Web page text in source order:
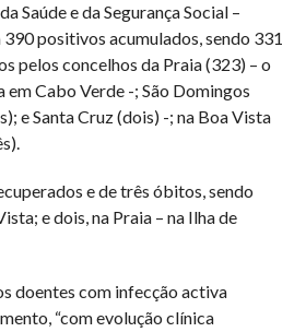
Saúde e da Segurança Social –
390 positivos acumulados, sendo 331
pelos concelhos da Praia (323) – o
Cabo Verde -; São Domingos
e Santa Cruz (dois) -; na Boa Vista
e de três óbitos, sendo
e dois, na Praia – na Ilha de
doentes com infecção activa
“com evolução clínica